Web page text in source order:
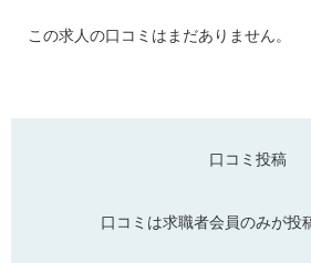
この求人の口コミはまだありません。
口コミ投稿
口コミは求職者会員のみが投